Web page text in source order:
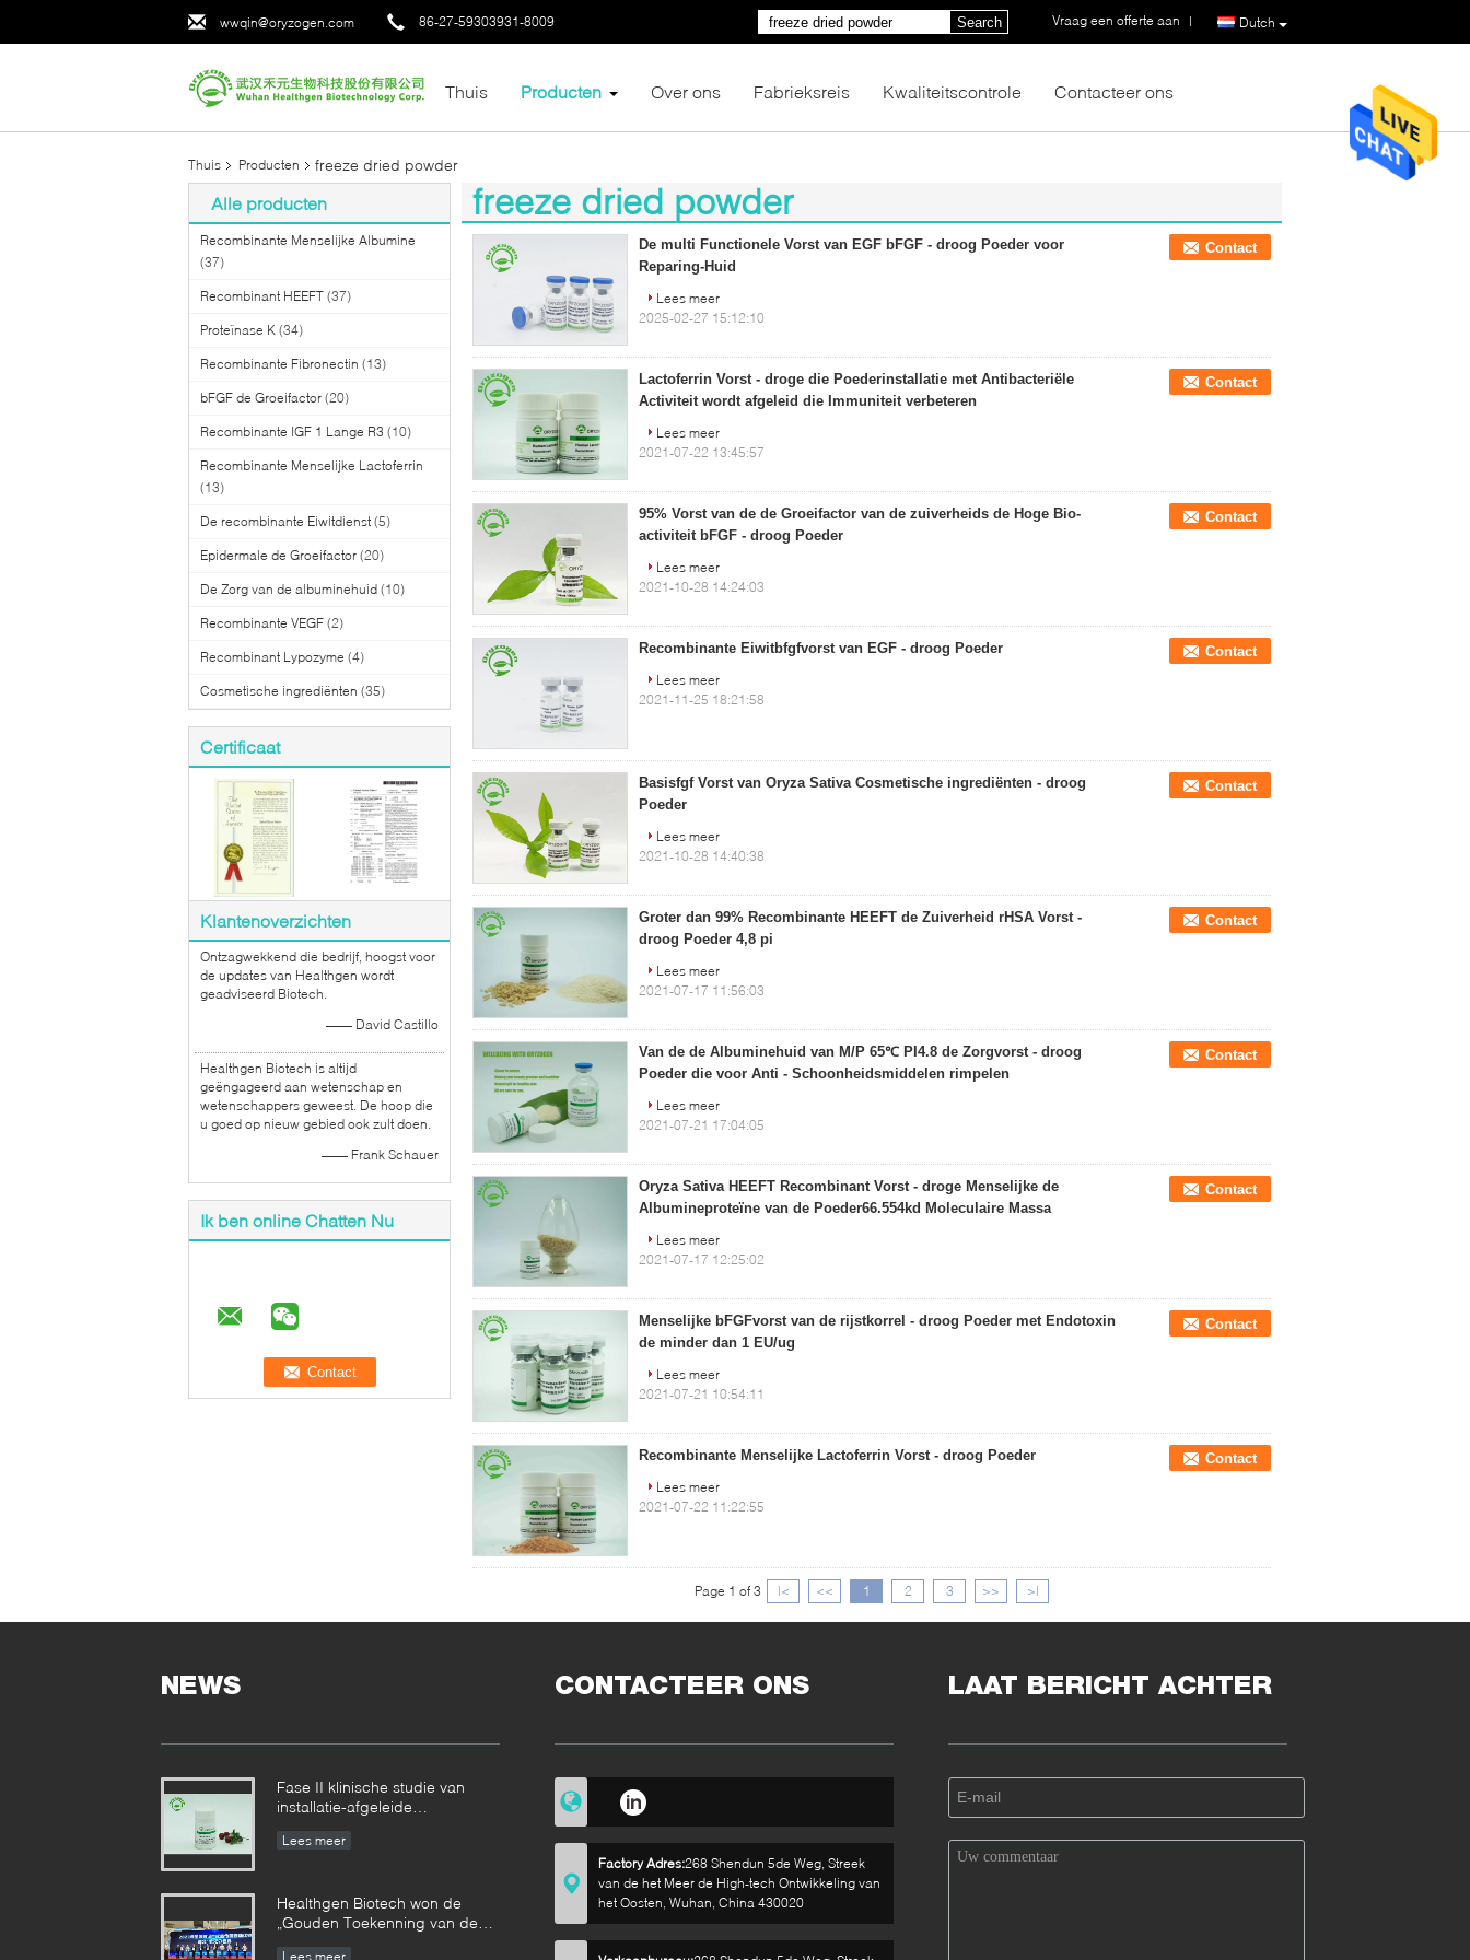
wwqin@oryzogen.com 86-27-59303931-8009 Dutch
Vraag een offerte aan |
Search
Thuis Producten Over ons Fabrieksreis Kwaliteitscontrole Contacteer ons
Thuis Producten freeze dried powder
Alle producten
Recombinante Menselijke Albumine
(37)
Recombinant HEEFT (37)
Proteïnase K (34)
Recombinante Fibronectin (13)
bFGF de Groeifactor (20)
Recombinante IGF 1 Lange R3 (10)
Recombinante Menselijke Lactoferrin
(13)
De recombinante Eiwitdienst (5)
Epidermale de Groeifactor (20)
De Zorg van de albuminehuid (10)
Recombinante VEGF (2)
Recombinant Lypozyme (4)
Cosmetische ingrediënten (35)
Certificaat
Klantenoverzichten
Ontzagwekkend die bedrijf, hoogst voor
de updates van Healthgen wordt
geadviseerd Biotech.
—— David Castillo
Healthgen Biotech is altijd
geëngageerd aan wetenschap en
wetenschappers geweest. De hoop die
u goed op nieuw gebied ook zult doen.
—— Frank Schauer
Ik ben online Chatten Nu
freeze dried powder
(30)
De multi Functionele Vorst van EGF bFGF - droog Poeder voor
Reparing-Huid
Contact
Lees meer
2025-02-27 15:12:10
Lactoferrin Vorst - droge die Poederinstallatie met Antibacteriële
Activiteit wordt afgeleid die Immuniteit verbeteren
Contact
Lees meer
2021-07-22 13:45:57
95% Vorst van de de Groeifactor van de zuiverheids de Hoge Bio-
activiteit bFGF - droog Poeder
Contact
Lees meer
2021-10-28 14:24:03
Recombinante Eiwitbfgfvorst van EGF - droog Poeder
Contact
Lees meer
2021-11-25 18:21:58
Basisfgf Vorst van Oryza Sativa Cosmetische ingrediënten - droog
Poeder
Contact
Lees meer
2021-10-28 14:40:38
Groter dan 99% Recombinante HEEFT de Zuiverheid rHSA Vorst -
droog Poeder 4,8 pi
Contact
Lees meer
2021-07-17 11:56:03
Van de de Albuminehuid van M/P 65℃ PI4.8 de Zorgvorst - droog
Poeder die voor Anti - Schoonheidsmiddelen rimpelen
Contact
Lees meer
2021-07-21 17:04:05
Oryza Sativa HEEFT Recombinant Vorst - droge Menselijke de
Albumineproteïne van de Poeder66.554kd Moleculaire Massa
Contact
Lees meer
2021-07-17 12:25:02
Menselijke bFGFvorst van de rijstkorrel - droog Poeder met Endotoxin
de minder dan 1 EU/ug
Contact
Lees meer
2021-07-21 10:54:11
Recombinante Menselijke Lactoferrin Vorst - droog Poeder
Contact
Lees meer
2021-07-22 11:22:55
Page 1 of 3 |< << 1 2 3 >> >|
NEWS
Fase II klinische studie van
installatie-afgeleide
serumalbumine bereikte
Lees meer
Healthgen Biotech won de
„Gouden Toekenning van de
Lees meer
CONTACTEER ONS
Factory Adres:268 Shendun 5de Weg, Streek
van de het Meer de High-tech Ontwikkeling van
het Oosten, Wuhan, China 430020
LAAT BERICHT ACHTER